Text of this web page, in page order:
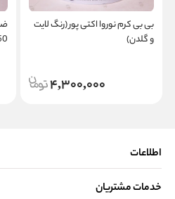
بی بی کرم نوروا اکتی پور (رنگ لایت
و گلدن)
4,300,000
اطلاعات
خدمات مشتریان